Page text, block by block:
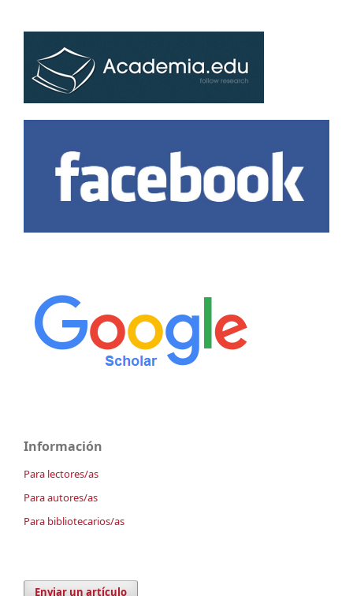
Información
Para lectores/as
Para autores/as
Para bibliotecarios/as
Enviar un artículo